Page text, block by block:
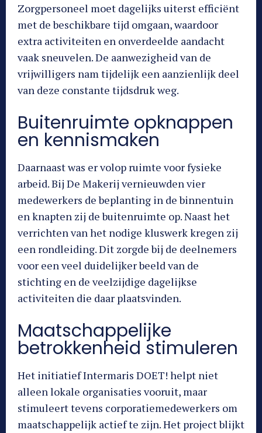
Zorgpersoneel moet dagelijks uiterst efficiënt
met de beschikbare tijd omgaan, waardoor
extra activiteiten en onverdeelde aandacht
vaak sneuvelen. De aanwezigheid van de
vrijwilligers nam tijdelijk een aanzienlijk deel
van deze constante tijdsdruk weg.
Buitenruimte opknappen
en kennismaken
Daarnaast was er volop ruimte voor fysieke
arbeid. Bij De Makerij vernieuwden vier
medewerkers de beplanting in de binnentuin
en knapten zij de buitenruimte op. Naast het
verrichten van het nodige kluswerk kregen zij
een rondleiding. Dit zorgde bij de deelnemers
voor een veel duidelijker beeld van de
stichting en de veelzijdige dagelijkse
activiteiten die daar plaatsvinden.
Maatschappelijke
betrokkenheid stimuleren
Het initiatief Intermaris DOET! helpt niet
alleen lokale organisaties vooruit, maar
stimuleert tevens corporatiemedewerkers om
maatschappelijk actief te zijn. Het project blijkt